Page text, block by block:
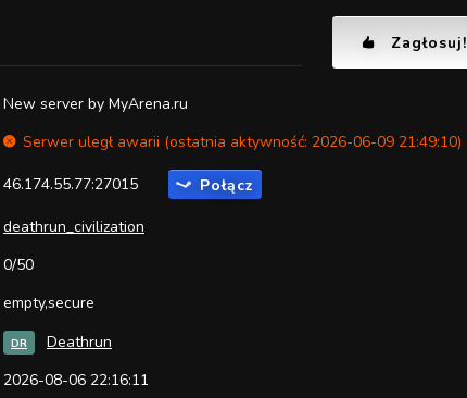
Zagłosuj!
New server by MyArena.ru
Serwer uległ awarii (ostatnia aktywność: 2026-06-09 21:49:10)
46.174.55.77:27015 Połącz
deathrun_civilization
0/50
empty,secure
DR
Deathrun
2026-08-06 22:16:11